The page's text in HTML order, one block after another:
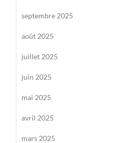
septembre 2025
août 2025
juillet 2025
juin 2025
mai 2025
avril 2025
mars 2025